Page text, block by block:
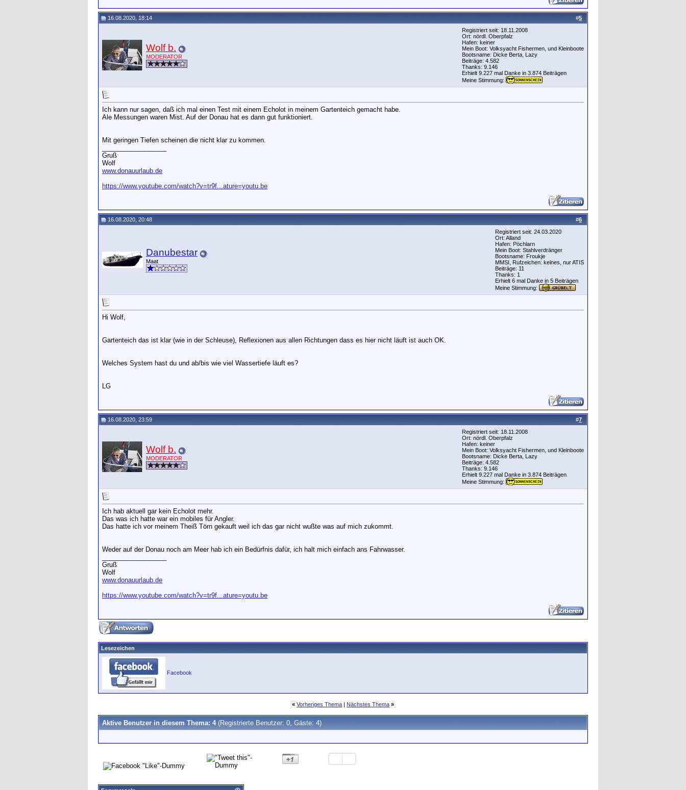
#5
16.08.2020, 18:14
Wolf b.
MODERATOR
Registriert seit: 18.11.2008
Ort: nördl. Oberpfalz
Hafen: keiner
Mein Boot: Volksyacht Fishermen, und Kleinboote
Bootsname: Dicke Berta, Lazy
Beiträge: 4.582
Thanks: 9.146
Erhielt 9.227 mal Danke in 3.874 Beiträgen
Meine Stimmung:
Ich kann nur sagen, daß ich mal einen Test mit einem Echolot in meinem Gartenteich gemacht habe.
Ale Messungen waren Mist. Auf der Donau hat es dann gut funktioniert.
Mit geringen Tiefen scheinen die nicht klar zu kommen.
Gruß
Wolf
www.donauurlaub.de
https://www.youtube.com/watch?v=tr9f...ature=youtu.be
#6
16.08.2020, 20:48
Danubestar
Maat
Registriert seit: 24.03.2020
Ort: Alland
Hafen: Pöchlarn
Mein Boot: Stahlverdränger
Bootsname: Froukje
MMSI, Rufzeichen: keines, nur ATIS
Beiträge: 11
Thanks: 1
Erhielt 6 mal Danke in 5 Beiträgen
Meine Stimmung:
Hi Wolf,
Gartenteich das ist klar (wie in der Schleuse), Reflexionen aus allen Richtungen dass es hier nicht läuft ist auch OK.
Welches System hast du und ab/bis wie viel Wassertiefe läuft es?
LG
#7
16.08.2020, 23:59
Wolf b.
MODERATOR
Registriert seit: 18.11.2008
Ort: nördl. Oberpfalz
Hafen: keiner
Mein Boot: Volksyacht Fishermen, und Kleinboote
Bootsname: Dicke Berta, Lazy
Beiträge: 4.582
Thanks: 9.146
Erhielt 9.227 mal Danke in 3.874 Beiträgen
Meine Stimmung:
Ich hab aktuell gar kein Echolot mehr.
Das was ich hatte war ein mobiles für Angler.
Das hatte ich vor meinem Theiß Törn gekauft weil ich das gar nicht wußte was auf mich zukommt.
Weder auf der Donau noch am Meer hab ich ein Bedürfnis dafür, ich halt mich einfach ans Fahrwasser.
Gruß
Wolf
www.donauurlaub.de
https://www.youtube.com/watch?v=tr9f...ature=youtu.be
Lesezeichen
Facebook
« Vorheriges Thema | Nächstes Thema »
Aktive Benutzer in diesem Thema: 4 (Registrierte Benutzer: 0, Gäste: 4)